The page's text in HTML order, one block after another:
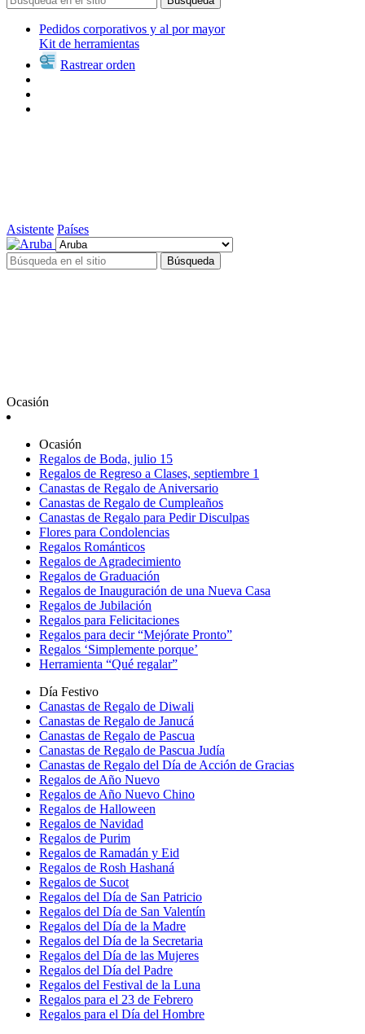
Pedidos corporativos y al por mayor
Kit de herramientas
Rastrear orden
Asistente Países
Búsqueda
Ocasión
Ocasión
Regalos de Boda, julio 15
Regalos de Regreso a Clases, septiembre 1
Canastas de Regalo de Aniversario
Canastas de Regalo de Cumpleaños
Canastas de Regalo para Pedir Disculpas
Flores para Condolencias
Regalos Románticos
Regalos de Agradecimiento
Regalos de Graduación
Regalos de Inauguración de una Nueva Casa
Regalos de Jubilación
Regalos para Felicitaciones
Regalos para decir “Mejórate Pronto”
Regalos ‘Simplemente porque’
Herramienta “Qué regalar”
Día Festivo
Canastas de Regalo de Diwali
Canastas de Regalo de Janucá
Canastas de Regalo de Pascua
Canastas de Regalo de Pascua Judía
Canastas de Regalo del Día de Acción de Gracias
Regalos de Año Nuevo
Regalos de Año Nuevo Chino
Regalos de Halloween
Regalos de Navidad
Regalos de Purim
Regalos de Ramadán y Eid
Regalos de Rosh Hashaná
Regalos de Sucot
Regalos del Día de San Patricio
Regalos del Día de San Valentín
Regalos del Día de la Madre
Regalos del Día de la Secretaria
Regalos del Día de las Mujeres
Regalos del Día del Padre
Regalos del Festival de la Luna
Regalos para el 23 de Febrero
Regalos para el Día del Hombre